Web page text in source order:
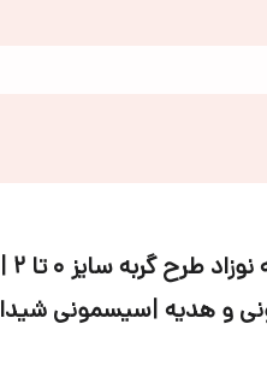
سرویس نه تیکه نوزاد طرح گربه سایز ۰ تا ۲ |
و هدیه |سیسمونی شیدا